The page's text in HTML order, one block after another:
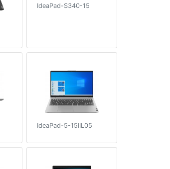
IdeaPad-S340-15
IdeaPad-5-15IIL05